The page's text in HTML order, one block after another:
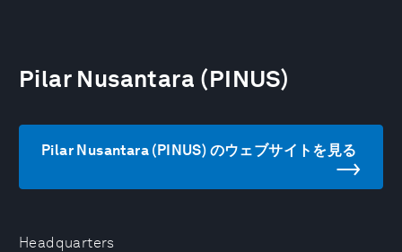
Headquarters
Pilar Nusantara (PINUS)
Pilar Nusantara (PINUS) のウェブサイトを見る